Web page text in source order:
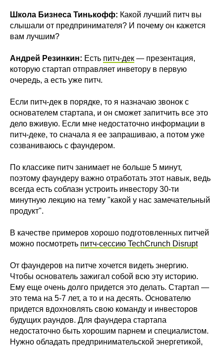
Школа Бизнеса Тинькофф: Какой лучший питч вы
слышали от предпринимателя? И почему он кажется
вам лучшим?
Андрей Резинкин: Есть питч-дек — презентация,
которую стартап отправляет инветору в первую
очередь, а есть уже питч.
Если питч-дек в порядке, то я назначаю звонок с
основателем стартапа, и он сможет запитчить все это
дело вживую. Если мне недостаточно информации в
питч-деке, то сначала я ее запрашиваю, а потом уже
созваниваюсь с фаундером.
По классике питч занимает не больше 5 минут,
поэтому фаундеру важно отработать этот навык, ведь
всегда есть соблазн устроить инвестору 30-ти
минутную лекцию на тему "какой у нас замечательный
продукт".
В качестве примеров хорошо подготовленных питчей
можно посмотреть питч-сессию TechCrunch Disrupt
От фаундеров на питче хочется видеть энергию.
Чтобы основатель зажигал собой всю эту историю.
Ему еще очень долго придется это делать. Стартап —
это тема на 5-7 лет, а то и на десять. Основателю
придется вдохновлять свою команду и инвесторов
будущих раундов. Для фаундера стартапа
недостаточно быть хорошим парнем и специалистом.
Нужно обладать предпринимательской энергетикой,